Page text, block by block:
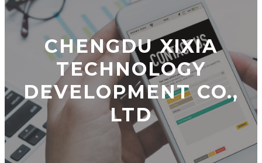
CHENGDU XIXIA
TECHNOLOGY
DEVELOPMENT CO.,
LTD